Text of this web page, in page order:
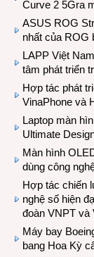
Curve 2 5Gra
ASUS ROG
nhất của ROG
LAPP Việt
tâm phát triển
Hợp tác phát
VinaPhone và
Laptop màn
Ultimate
Màn hình
dùng công
Hợp tác chiến
nghệ số hiện
đoàn VNPT và
Máy bay
bang Hoa Kỳ